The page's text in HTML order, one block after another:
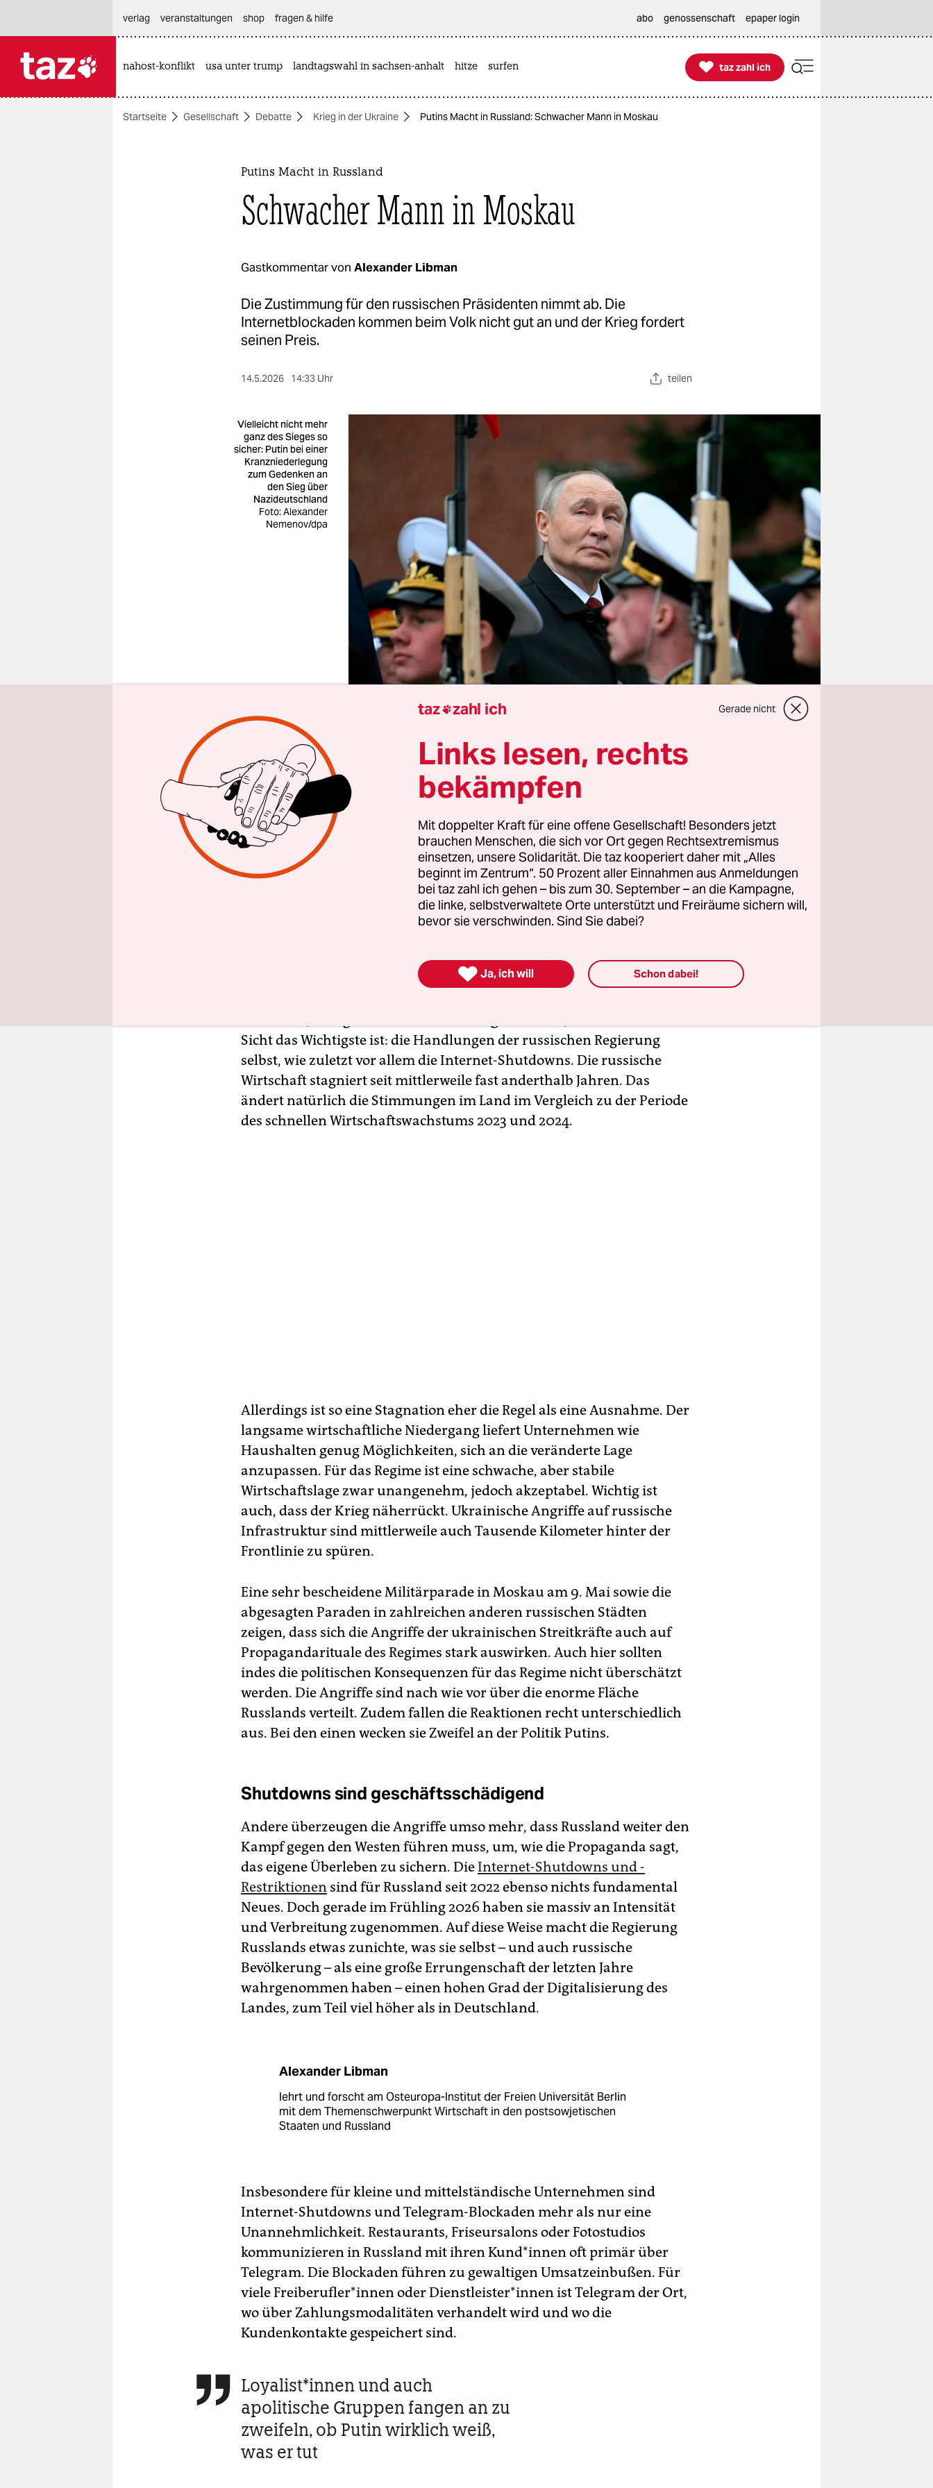
themen
verlag
veranstaltungen shop fragen & hilfe abo genossenschaft epaper login
nahost-konflikt usa unter trump landtagswahl in sachsen-anhalt hitze surfen 
taz zahl ich
taz zahl ich
Startseite Gesellschaft Debatte Krieg in der Ukraine Putins Macht in Russland: Schwacher Mann in Moskau
Putins Macht in Russland
Schwacher Mann in Moskau
Gastkommentar von Alexander Libman
Die Zustimmung für den russischen Präsidenten nimmt ab. Die
Internetblockaden kommen beim Volk nicht gut an und der Krieg fordert
seinen Preis.
14.5.2026 14:33 Uhr teilen
Vielleicht nicht mehr
ganz des Sieges so
sicher: Putin bei einer
Kranzniederlegung
zum Gedenken an
den Sieg über
Nazideutschland
Foto: Alexander
Nemenov/dpa
D as russische Regime von Wladimir Putin blieb trotz des Kriegs
und der westlichen Sanktionen lange stabil. Doch gerade in
der letzten Zeit scheint sich die Lage zu ändern. Im April
erkannten alle drei große Meinungsforschungsinstitute Russlands
einen kontinuierlichen Rückgang der Unterstützung für Putin. Laut
den WTSIOM-Daten aus Mitte April liegt der Anteil der Befragten, die
Putin nicht mehr vertrauen, bei rund 25 Prozent. Das ist das höchste
Grundsätzlich sind drei Faktoren zu nennen, die für das Regime
Sicht das Wichtigste ist: die Handlungen der russischen Regierung
selbst, wie zuletzt vor allem die Internet-Shutdowns. Die russische
Wirtschaft stagniert seit mittlerweile fast anderthalb Jahren. Das
ändert natürlich die Stimmungen im Land im Vergleich zu der Periode
des schnellen Wirtschaftswachstums 2023 und 2024.
Allerdings ist so eine Stagnation eher die Regel als eine Ausnahme. Der
langsame wirtschaftliche Niedergang liefert Unternehmen wie
Haushalten genug Möglichkeiten, sich an die veränderte Lage
anzupassen. Für das Regime ist eine schwache, aber stabile
Wirtschaftslage zwar unangenehm, jedoch akzeptabel. Wichtig ist
auch, dass der Krieg näherrückt. Ukrainische Angriffe auf russische
Infrastruktur sind mittlerweile auch Tausende Kilometer hinter der
Frontlinie zu spüren.
Eine sehr bescheidene Militärparade in Moskau am 9. Mai sowie die
abgesagten Paraden in zahlreichen anderen russischen Städten
zeigen, dass sich die Angriffe der ukrainischen Streitkräfte auch auf
Propagandarituale des Regimes stark auswirken. Auch hier sollten
indes die politischen Konsequenzen für das Regime nicht überschätzt
werden. Die Angriffe sind nach wie vor über die enorme Fläche
Russlands verteilt. Zudem fallen die Reaktionen recht unterschiedlich
aus. Bei den einen wecken sie Zweifel an der Politik Putins.
Shutdowns sind geschäftsschädigend
Andere überzeugen die Angriffe umso mehr, dass Russland weiter den
Kampf gegen den Westen führen muss, um, wie die Propaganda sagt,
das eigene Überleben zu sichern. DieInternet-Shutdowns und -
Restriktionen sind für Russland seit 2022 ebenso nichts fundamental
Neues. Doch gerade im Frühling 2026 haben sie massiv an Intensität
und Verbreitung zugenommen. Auf diese Weise macht die Regierung
Russlands etwas zunichte, was sie selbst – und auch russische
Bevölkerung – als eine große Errungenschaft der letzten Jahre
wahrgenommen haben – einen hohen Grad der Digitalisierung des
Landes, zum Teil viel höher als in Deutschland.
Alexander Libman
lehrt und forscht am Osteuropa-Institut der Freien Universität Berlin
mit dem Themenschwerpunkt Wirtschaft in den postsowjetischen
Staaten und Russland
Insbesondere für kleine und mittelständische Unternehmen sind
Internet-Shutdowns und Telegram-Blockaden mehr als nur eine
Unannehmlichkeit. Restaurants, Friseursalons oder Fotostudios
kommunizieren in Russland mit ihren Kun­d*in­nen oft primär über
Telegram. Die Blockaden führen zu gewaltigen Umsatzeinbußen. Für
viele Frei­be­ruf­le­r*in­nen oder Dienst­leis­te­r*in­nen ist Telegram der Ort,
wo über Zahlungsmodalitäten verhandelt wird und wo die
Kundenkontakte gespeichert sind.
 Loya­lis­t*in­nen und auch
apolitische Gruppen fangen an zu
zweifeln, ob Putin wirklich weiß,
was er tut
taz zahl ich Gerade nicht
Links lesen, rechts
bekämpfen
Mit doppelter Kraft für eine offene Gesellschaft! Besonders jetzt
brauchen Menschen, die sich vor Ort gegen Rechtsextremismus
einsetzen, unsere Solidarität. Die taz kooperiert daher mit „Alles
beginnt im Zentrum“. 50 Prozent aller Einnahmen aus Anmeldungen
bei taz zahl ich gehen – bis zum 30. September – an die Kampagne,
die linke, selbstverwaltete Orte unterstützt und Freiräume sichern will,
bevor sie verschwinden. Sind Sie dabei?
 Ja, ich will Schon dabei!